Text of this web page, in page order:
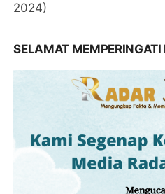
2024)
SELAMAT